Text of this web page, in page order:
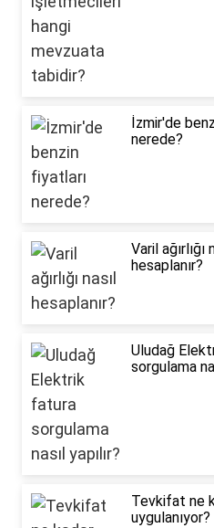
İzmir'de
nerede?
Varil ağırlığı
hesaplanır?
Uludağ
sorgulama
Tevkifat ne
uygulanıyor?